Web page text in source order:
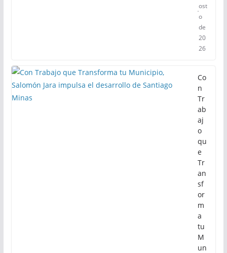
ost
o
de
20
26
Co
n
Tr
ab
aj
o
qu
e
Tr
an
sf
or
m
a
tu
M
un